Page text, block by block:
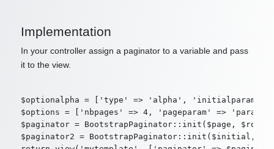
Implementation
In your controller assign a paginator to a variable and pass
it to the view.
$optionalpha = ['type' => 'alpha', 'initialparam'
$options = ['nbpages' => 4, 'pageparam' =>
$paginator = BootstrapPaginator::init($page,
$paginator2 = BootstrapPaginator::init($initial,